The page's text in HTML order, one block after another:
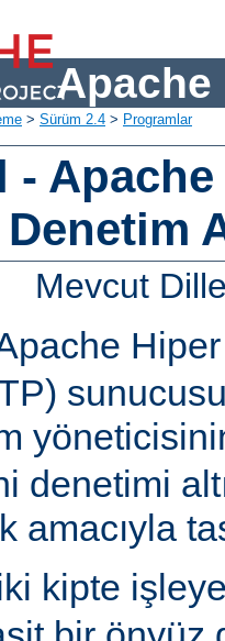
Apache
> Sürüm 2.4 > Programlar
- Apache
Mevcut
denetimi
amacıyla
kipte